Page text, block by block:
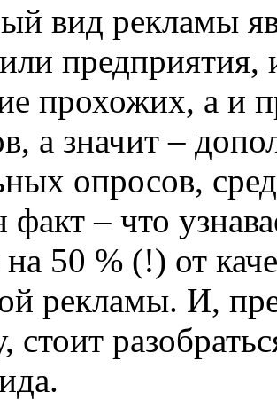
вид рекламы
предприятия,
прохожих, а и
а значит –
опросов,
факт – что
на 50 % (!) от
рекламы. И,
стоит